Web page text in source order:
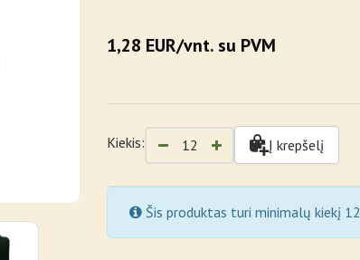
1,28 EUR/vnt. su PVM
Kiekis: Į krepšelį
Šis produktas turi minimalų kiekį 12